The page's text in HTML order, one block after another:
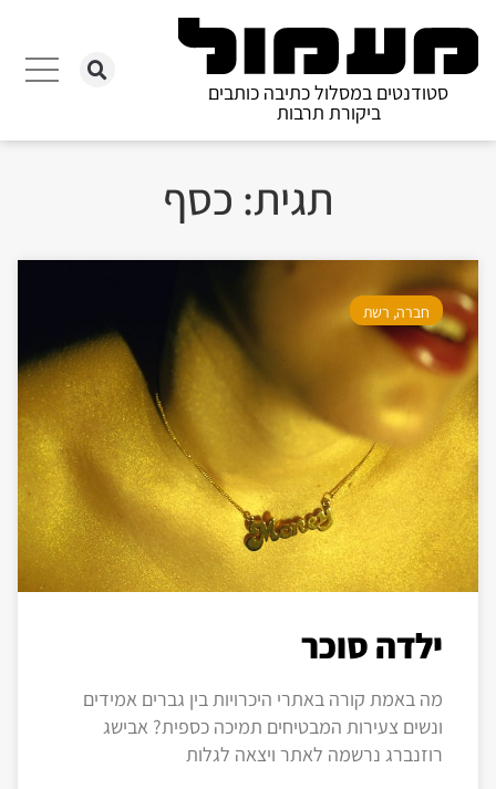
סטודנטים במסלול כתיבה כותבים
ביקורת תרבות
תגית: כסף
חברה, רשת
ילדה סוכר
מה באמת קורה באתרי היכרויות בין גברים אמידים
ונשים צעירות המבטיחים תמיכה כספית? אבישג
רוזנברג נרשמה לאתר ויצאה לגלות